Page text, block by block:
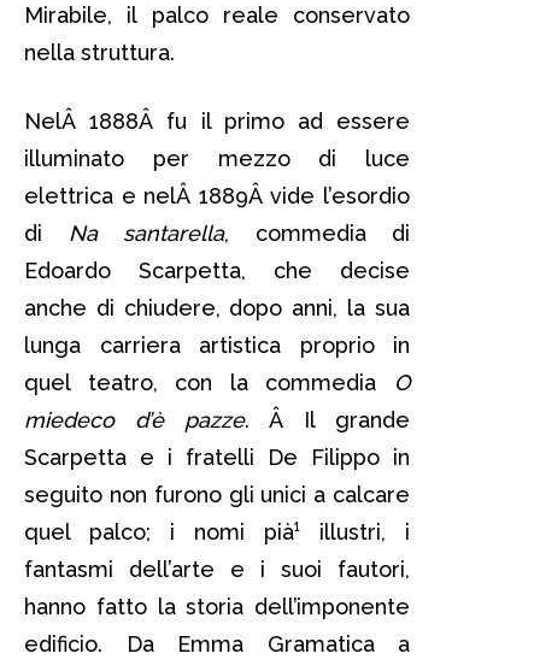
Mirabile, il palco reale conservato
nella struttura.
NelÂ 1888Â fu il primo ad essere
illuminato per mezzo di luce
elettrica e nelÂ 1889Â vide l’esordio
di Na santarella, commedia di
Edoardo Scarpetta, che decise
anche di chiudere, dopo anni, la sua
lunga carriera artistica proprio in
quel teatro, con la commedia O
miedeco d’è pazze. Â Il grande
Scarpetta e i fratelli De Filippo in
seguito non furono gli unici a calcare
quel palco; i nomi pià¹ illustri, i
fantasmi dell’arte e i suoi fautori,
hanno fatto la storia dell’imponente
edificio. Da Emma Gramatica a